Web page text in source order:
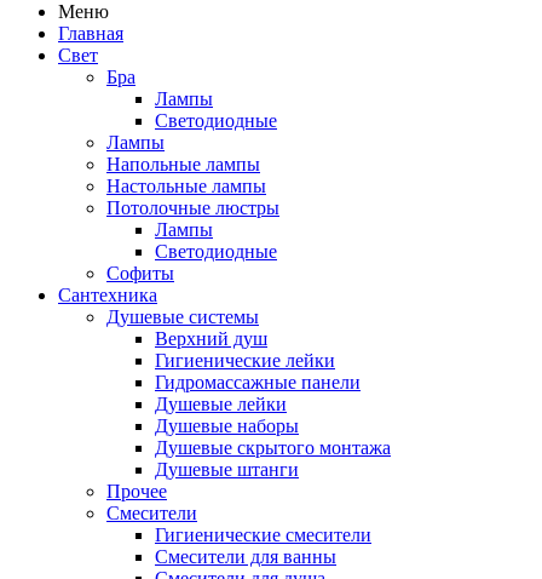
Меню
Главная
Свет
Бра
Лампы
Светодиодные
Лампы
Напольные лампы
Настольные лампы
Потолочные люстры
Лампы
Светодиодные
Софиты
Сантехника
Душевые системы
Верхний душ
Гигиенические лейки
Гидромассажные панели
Душевые лейки
Душевые наборы
Душевые скрытого монтажа
Душевые штанги
Прочее
Смесители
Гигиенические смесители
Смесители для ванны